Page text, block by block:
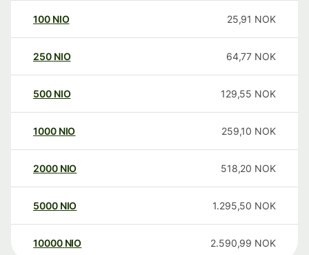
100 NIO 25,91 NOK
250 NIO 64,77 NOK
500 NIO 129,55 NOK
1000 NIO 259,10 NOK
2000 NIO 518,20 NOK
5000 NIO 1.295,50 NOK
10000 NIO 2.590,99 NOK